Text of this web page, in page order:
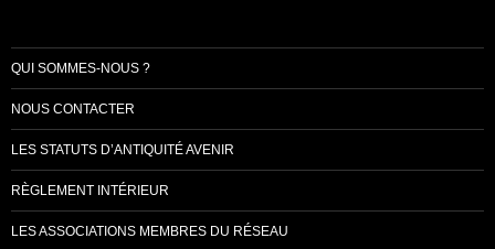
QUI SOMMES-NOUS ?
NOUS CONTACTER
LES STATUTS D’ANTIQUITÉ AVENIR
RÈGLEMENT INTÉRIEUR
LES ASSOCIATIONS MEMBRES DU RÉSEAU